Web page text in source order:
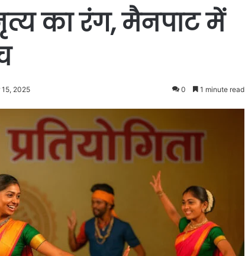
का रंग, मैनपाट में
2025 0 1 minute read